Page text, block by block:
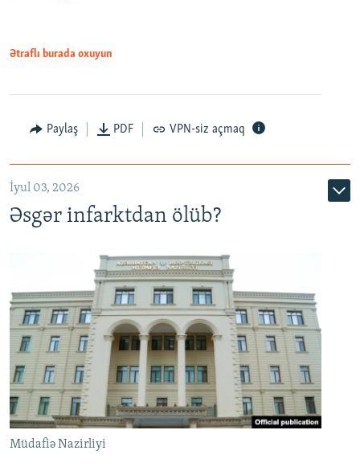
Auto 240p 360p 480p
720p 1080p
Ətraflı burada oxuyun
Paylaş PDF VPN-siz açmaq
İyul 03, 2026
Əsgər infarktdan ölüb?
Müdafiə Nazirliyi